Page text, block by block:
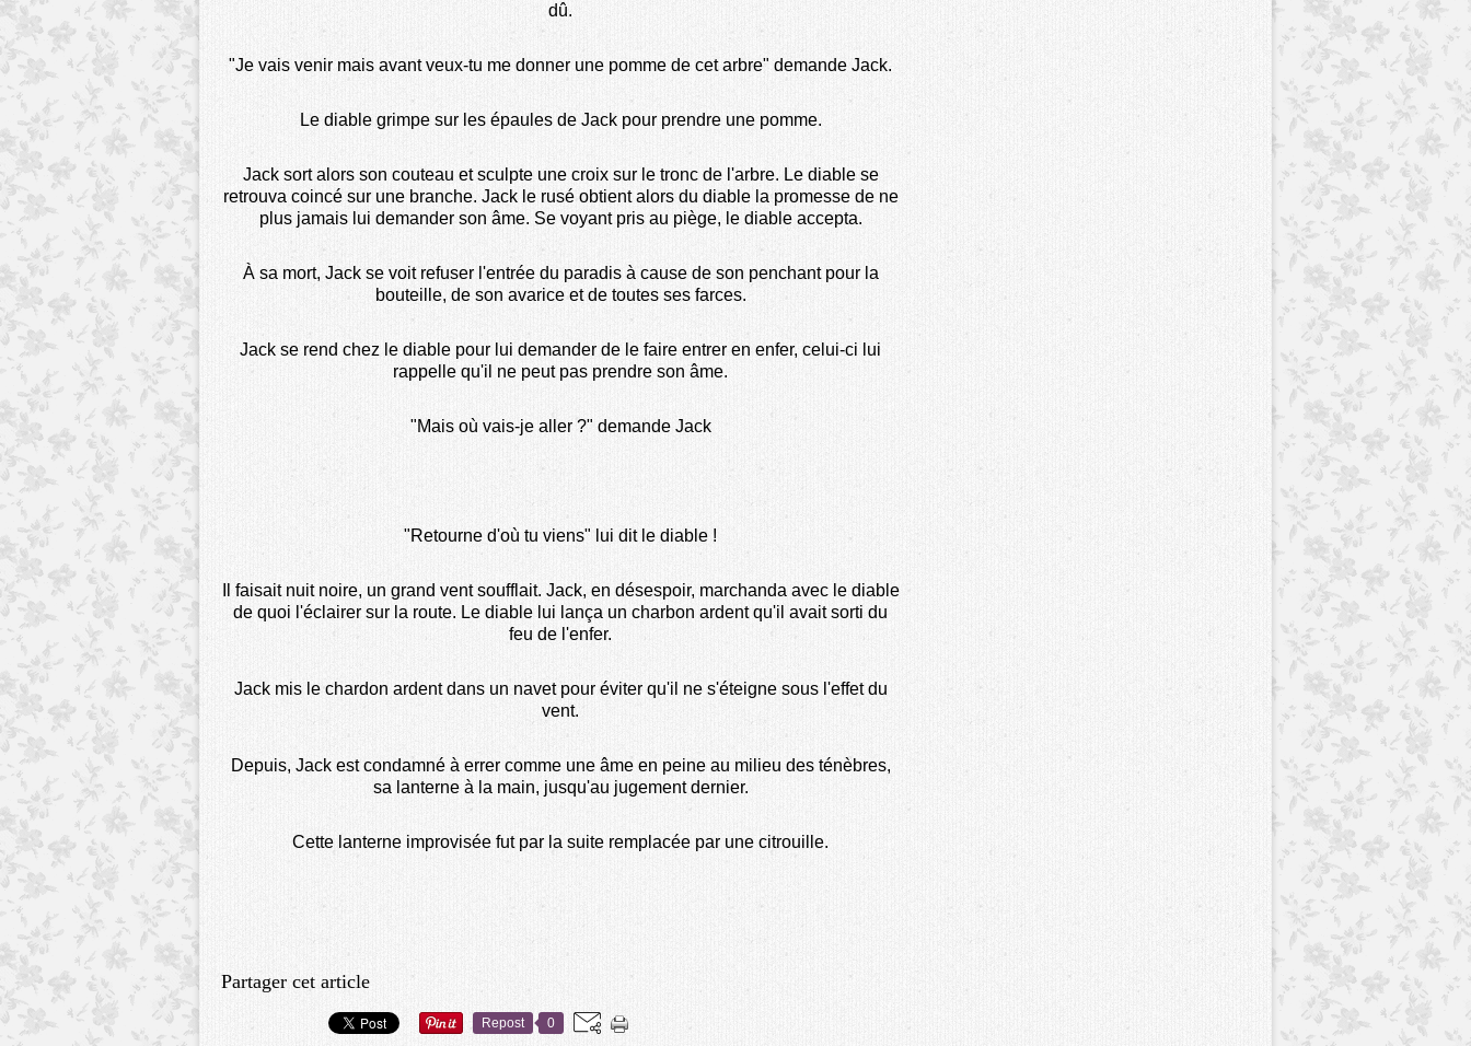
dû.
"Je vais venir mais avant veux-tu me donner une pomme de cet arbre" demande Jack.
Le diable grimpe sur les épaules de Jack pour prendre une pomme.
Jack sort alors son couteau et sculpte une croix sur le tronc de l'arbre. Le diable se
retrouva coincé sur une branche. Jack le rusé obtient alors du diable la promesse de ne
plus jamais lui demander son âme. Se voyant pris au piège, le diable accepta.
À sa mort, Jack se voit refuser l'entrée du paradis à cause de son penchant pour la
bouteille, de son avarice et de toutes ses farces.
Jack se rend chez le diable pour lui demander de le faire entrer en enfer, celui-ci lui
rappelle qu'il ne peut pas prendre son âme.
"Mais où vais-je aller ?" demande Jack
"Retourne d'où tu viens" lui dit le diable !
Il faisait nuit noire, un grand vent soufflait. Jack, en désespoir, marchanda avec le diable
de quoi l'éclairer sur la route. Le diable lui lança un charbon ardent qu'il avait sorti du
feu de l'enfer.
Jack mis le chardon ardent dans un navet pour éviter qu'il ne s'éteigne sous l'effet du
vent.
Depuis, Jack est condamné à errer comme une âme en peine au milieu des ténèbres,
sa lanterne à la main, jusqu'au jugement dernier.
Cette lanterne improvisée fut par la suite remplacée par une citrouille.
Partager cet article
Repost 0